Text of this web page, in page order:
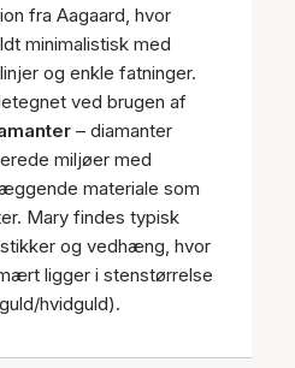
fra Aagaard, hvor
minimalistisk med
og enkle fatninger.
ved brugen af
– diamanter
miljøer med
materiale som
Mary findes typisk
og vedhæng, hvor
ligger i stenstørrelse
hvidguld).